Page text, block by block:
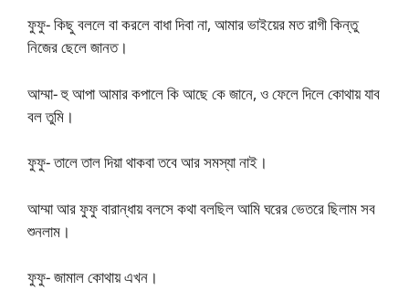
ফুফু- কিছু বললে বা করলে বাধা দিবা না, আমার ভাইয়ের মত রাগী কিন্তু
নিজের ছেলে জানত।
আম্মা- হু আপা আমার কপালে কি আছে কে জানে, ও ফেলে দিলে কোথায় যাব
বল তুমি।
ফুফু- তালে তাল দিয়া থাকবা তবে আর সমস্যা নাই।
আম্মা আর ফুফু বারান্ধায় বলসে কথা বলছিল আমি ঘরের ভেতরে ছিলাম সব
শুনলাম।
ফুফু- জামাল কোথায় এখন।